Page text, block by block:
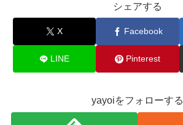
シェアする
X Facebook
LINE Pinterest
yayoiをフォローする